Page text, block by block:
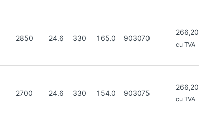
2850 24.6 330 165.0 903070
266,20
cu TVA
2700 24.6 330 154.0 903075
266,20
cu TVA